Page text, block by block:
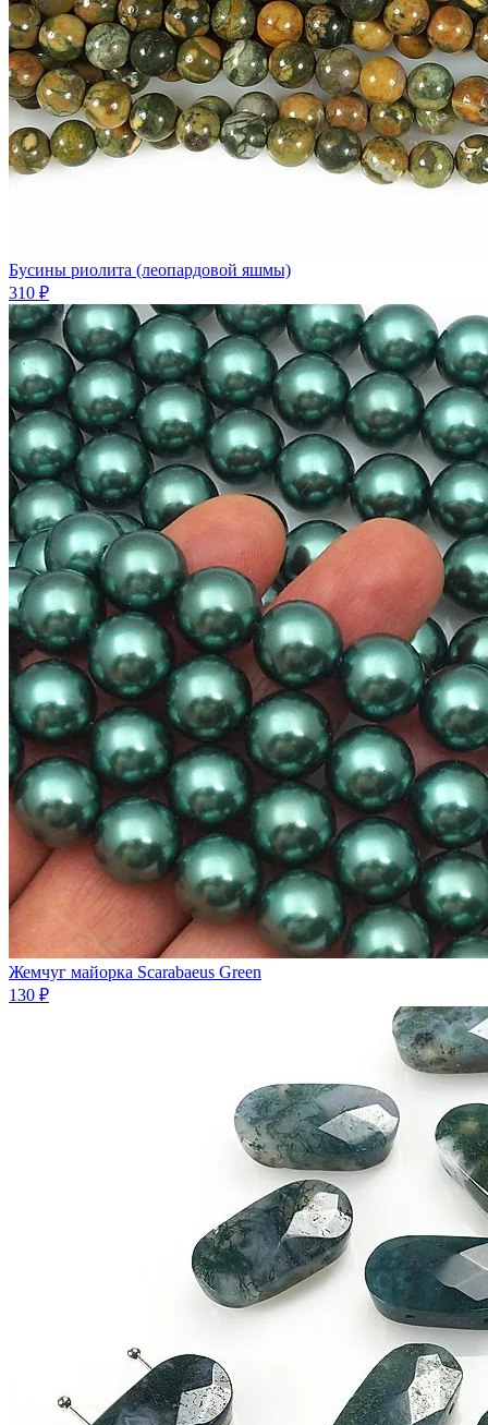
Бусины риолита (леопардовой яшмы)
310 ₽
Жемчуг майорка Scarabaeus Green
130 ₽